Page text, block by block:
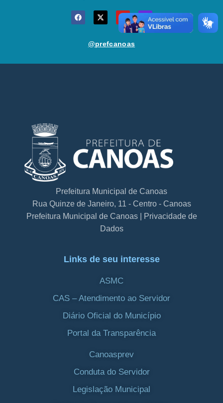
@prefcanoas
Prefeitura Municipal de Canoas
Rua Quinze de Janeiro, 11 - Centro - Canoas
Prefeitura Municipal de Canoas | Privacidade de
Dados
Links de seu interesse
ASMC
CAS – Atendimento ao Servidor
Diário Oficial do Município
Portal da Transparência
Canoasprev
Conduta do Servidor
Legislação Municipal